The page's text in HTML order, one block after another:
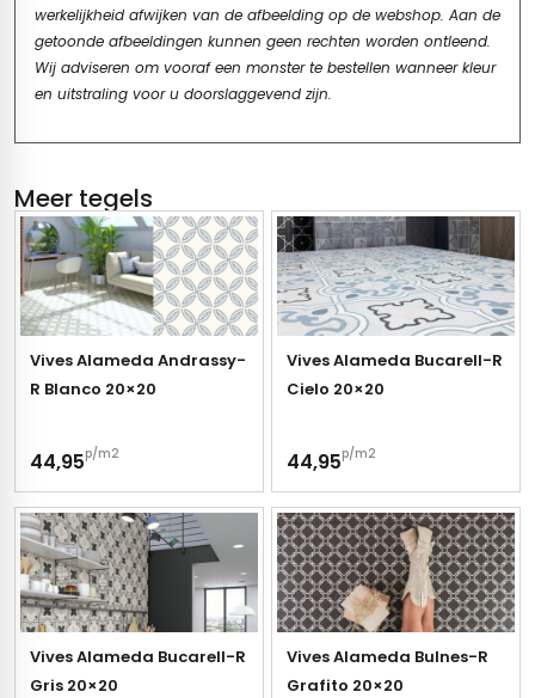
werkelijkheid afwijken van de afbeelding op de webshop. Aan de
getoonde afbeeldingen kunnen geen rechten worden ontleend.
Wij adviseren om vooraf een monster te bestellen wanneer kleur
en uitstraling voor u doorslaggevend zijn.
Meer tegels
Vives Alameda Andrassy-
R Blanco 20×20
44,95p/m2
Vives Alameda Bucarell-R
Cielo 20×20
44,95p/m2
Vives Alameda Bucarell-R
Gris 20×20
Vives Alameda Bulnes-R
Grafito 20×20